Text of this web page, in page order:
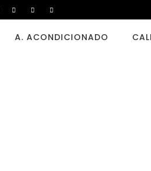
A. ACONDICIONADO